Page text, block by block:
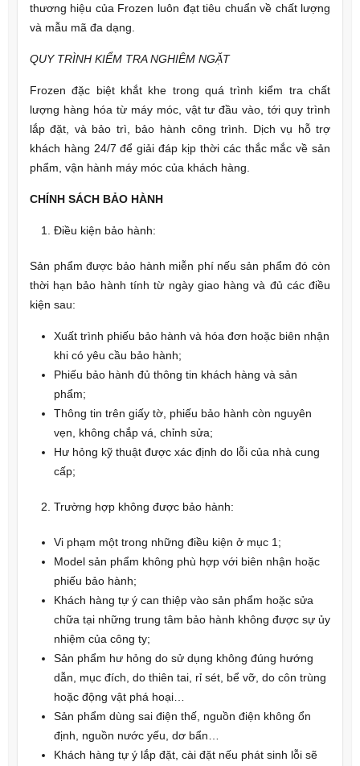
thương hiệu của Frozen luôn đạt tiêu chuẩn về chất lượng
và mẫu mã đa dạng.
QUY TRÌNH KIỂM TRA NGHIÊM NGẶT
Frozen đặc biệt khắt khe trong quá trình kiểm tra chất
lượng hàng hóa từ máy móc, vật tư đầu vào, tới quy trình
lắp đặt, và bảo trì, bảo hành công trình. Dịch vụ hỗ trợ
khách hàng 24/7 để giải đáp kịp thời các thắc mắc về sản
phẩm, vận hành máy móc của khách hàng.
CHÍNH SÁCH BẢO HÀNH
Điều kiện bảo hành:
Sản phẩm được bảo hành miễn phí nếu sản phẩm đó còn
thời hạn bảo hành tính từ ngày giao hàng và đủ các điều
kiện sau:
Xuất trình phiếu bảo hành và hóa đơn hoặc biên nhận
khi có yêu cầu bảo hành;
Phiếu bảo hành đủ thông tin khách hàng và sản
phẩm;
Thông tin trên giấy tờ, phiếu bảo hành còn nguyên
vẹn, không chắp vá, chỉnh sửa;
Hư hỏng kỹ thuật được xác định do lỗi của nhà cung
cấp;
Trường hợp không được bảo hành:
Vi phạm một trong những điều kiện ở mục 1;
Model sản phẩm không phù hợp với biên nhận hoặc
phiếu bảo hành;
Khách hàng tự ý can thiệp vào sản phẩm hoặc sửa
chữa tại những trung tâm bảo hành không được sự ủy
nhiệm của công ty;
Sản phẩm hư hỏng do sử dụng không đúng hướng
dẫn, mục đích, do thiên tai, rỉ sét, bể vỡ, do côn trùng
hoặc động vật phá hoại…
Sản phẩm dùng sai điện thế, nguồn điện không ổn
định, nguồn nước yếu, dơ bẩn…
Khách hàng tự ý lắp đặt, cài đặt nếu phát sinh lỗi sẽ